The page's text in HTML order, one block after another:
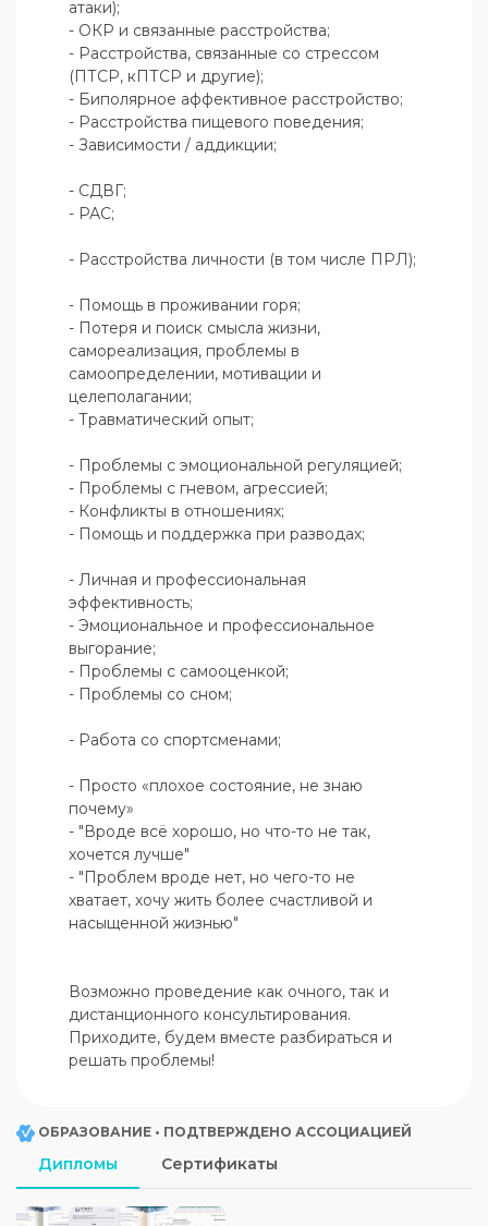
атаки);
- ОКР и связанные расстройства;
- Расстройства, связанные со стрессом
(ПТСР, кПТСР и другие);
- Биполярное аффективное расстройство;
- Расстройства пищевого поведения;
- Зависимости / аддикции;
- СДВГ;
- РАС;
- Расстройства личности (в том числе ПРЛ);
- Помощь в проживании горя;
- Потеря и поиск смысла жизни,
самореализация, проблемы в
самоопределении, мотивации и
целеполагании;
- Травматический опыт;
- Проблемы с эмоциональной регуляцией;
- Проблемы с гневом, агрессией;
- Конфликты в отношениях;
- Помощь и поддержка при разводах;
- Личная и профессиональная
эффективность;
- Эмоциональное и профессиональное
выгорание;
- Проблемы с самооценкой;
- Проблемы со сном;
- Работа со спортсменами;
- Просто «плохое состояние, не знаю
почему»
- "Вроде всё хорошо, но что-то не так,
хочется лучше"
- "Проблем вроде нет, но чего-то не
хватает, хочу жить более счастливой и
насыщенной жизнью"
Возможно проведение как очного, так и
дистанционного консультирования.
Приходите, будем вместе разбираться и
решать проблемы!
ОБРАЗОВАНИЕ • ПОДТВЕРЖДЕНО АССОЦИАЦИЕЙ
Дипломы Сертификаты